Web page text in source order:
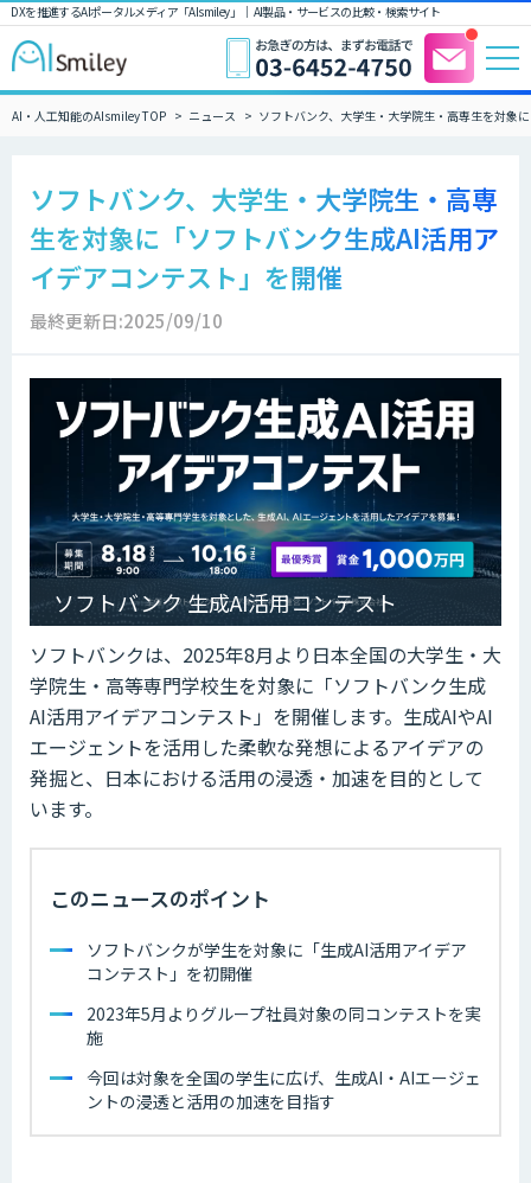
DXを推進するAIポータルメディア「AIsmiley」｜ AI製品・サービスの比較・検索サイト
AI・人工知能のAIsmiley TOP ニュース ソフトバンク、大学生・大学院生・高専生を対象
ソフトバンク、大学生・大学院生・高専
生を対象に「ソフトバンク生成AI活用ア
イデアコンテスト」を開催
最終更新日:2025/09/10
ソフトバンク 生成AI活用コンテスト
ソフトバンクは、2025年8月より日本全国の大学生・大
学院生・高等専門学校生を対象に「ソフトバンク生成
AI活用アイデアコンテスト」を開催します。生成AIやAI
エージェントを活用した柔軟な発想によるアイデアの
発掘と、日本における活用の浸透・加速を目的として
います。
このニュースのポイント
ソフトバンクが学生を対象に「生成AI活用アイデア
コンテスト」を初開催
2023年5月よりグループ社員対象の同コンテストを実
施
今回は対象を全国の学生に広げ、生成AI・AIエージェ
ントの浸透と活用の加速を目指す